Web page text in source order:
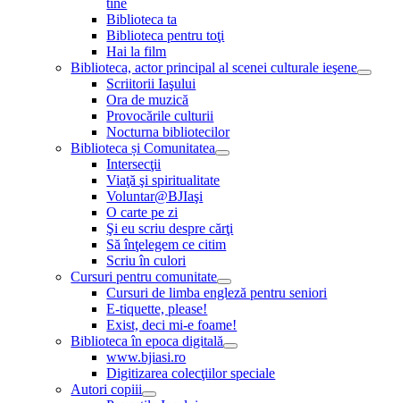
tine
Biblioteca ta
Biblioteca pentru toţi
Hai la film
Biblioteca, actor principal al scenei culturale ieşene
Scriitorii Iaşului
Ora de muzică
Provocările culturii
Nocturna bibliotecilor
Biblioteca și Comunitatea
Intersecţii
Viaţă şi spiritualitate
Voluntar@BJIaşi
O carte pe zi
Şi eu scriu despre cărţi
Să înţelegem ce citim
Scriu în culori
Cursuri pentru comunitate
Cursuri de limba engleză pentru seniori
E-tiquette, please!
Exist, deci mi-e foame!
Biblioteca în epoca digitală
www.bjiasi.ro
Digitizarea colecţiilor speciale
Autori copiii